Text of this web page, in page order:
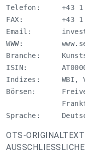
Telefon:     +43 1
FAX:         +43 1
Email:
WWW:
Branche:
ISIN:
Indizes:     WBI,
Börsen:
Sprache:
OTS-